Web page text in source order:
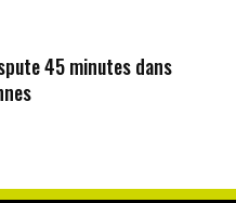
45 minutes dans